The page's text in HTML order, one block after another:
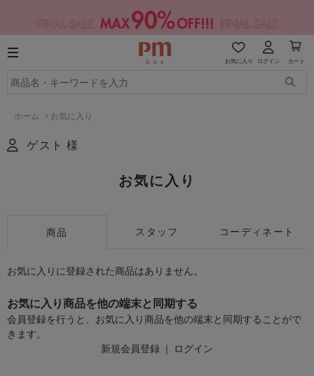
お気に入り ログイン カート
ホーム > お気に入り
ゲスト 様
お気に入り
商品 スタッフ コーディネート
お気に入りに登録された商品はありません。
お気に入り商品を他の端末と同期する
会員登録を行うと、お気に入り商品を他の端末と同期することがで
きます。
新規会員登録 ｜ ログイン